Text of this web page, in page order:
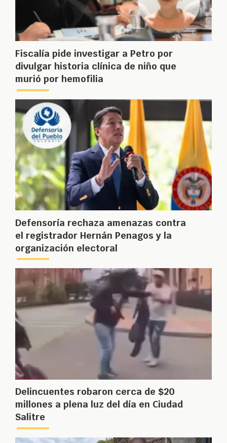
Fiscalía pide investigar a Petro por
divulgar historia clínica de niño que
murió por hemofilia
Defensoría rechaza amenazas contra
el registrador Hernán Penagos y la
organización electoral
Delincuentes robaron cerca de $20
millones a plena luz del día en Ciudad
Salitre